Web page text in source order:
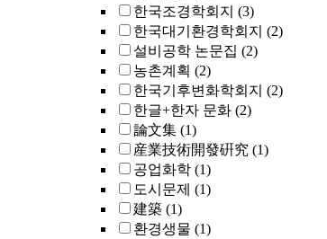
한국조경학회지 (3)
한국대기환경학회지 (2)
설비공학 논문집 (2)
농촌계획 (2)
한국기후변화학회지 (2)
한글+한자 문화 (2)
論文集 (1)
産業技術開發硏究 (1)
공업화학 (1)
도시문제 (1)
建築 (1)
환경생물 (1)